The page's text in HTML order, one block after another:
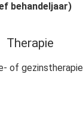
behandeljaar)
Therapie
of gezinstherapie